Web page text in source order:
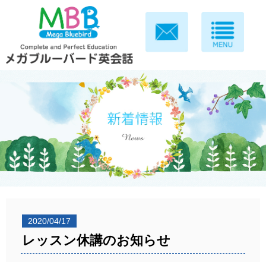
2020/04/17
レッスン休講のお知らせ